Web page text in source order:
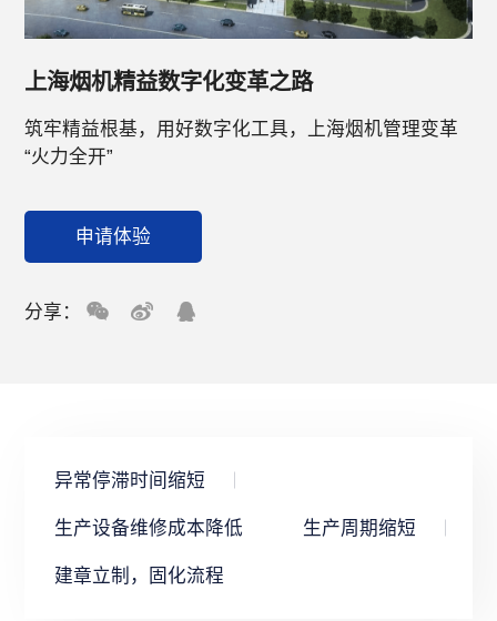
上海烟机精益数字化变革之路
筑牢精益根基，用好数字化工具，上海烟机管理变革
“火力全开”
申请体验
分享：
异常停滞时间缩短
生产设备维修成本降低 生产周期缩短
建章立制，固化流程